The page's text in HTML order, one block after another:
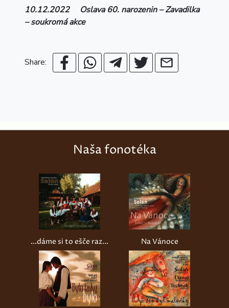
10.12.2022 Oslava 60. narozenin – Zavadilka
– soukromá akce
Share:
Naša fonotéka
...dáme si to ešče raz... Na Vánoce